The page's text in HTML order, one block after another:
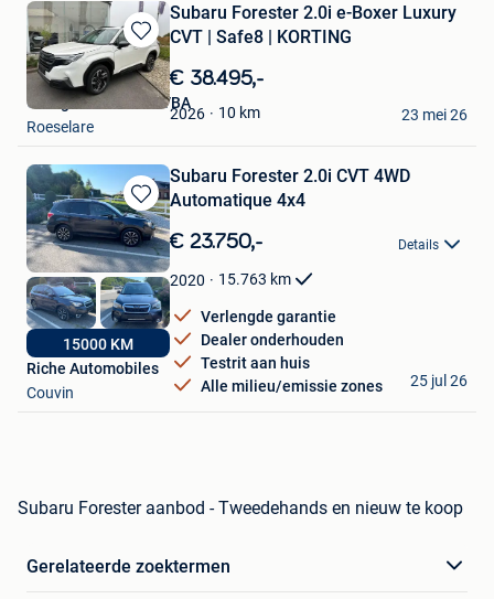
Bewaren
in
Mijn
Favorieten
Subaru Forester 2.0i e-Boxer Luxury
CVT | Safe8 | KORTING
€ 38.495,-
2026 10 km
Garage De Prêtre BVBA
Roeselare
23 mei 26
Bewaren
in
Mijn
Favorieten
15000 KM
Subaru Forester 2.0i CVT 4WD
Automatique 4x4
€ 23.750,- Details
2020 15.763 km
Verlengde garantie
Dealer onderhouden
Testrit aan huis
Alle milieu/emissie zones
Riche Automobiles
Couvin
25 jul 26
Subaru Forester aanbod - Tweedehands en nieuw te koop
Gerelateerde zoektermen